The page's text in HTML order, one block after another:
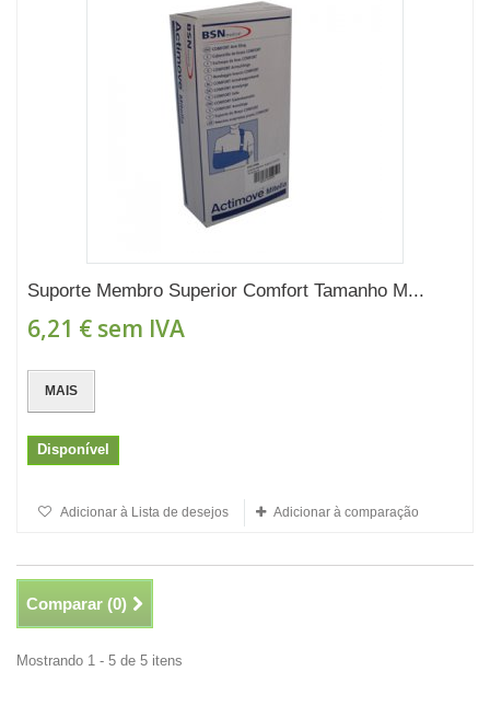
Suporte Membro Superior Comfort Tamanho M...
6,21 € sem IVA
MAIS
Disponível
Adicionar à Lista de desejos Adicionar à comparação
Comparar (0)
Mostrando 1 - 5 de 5 itens